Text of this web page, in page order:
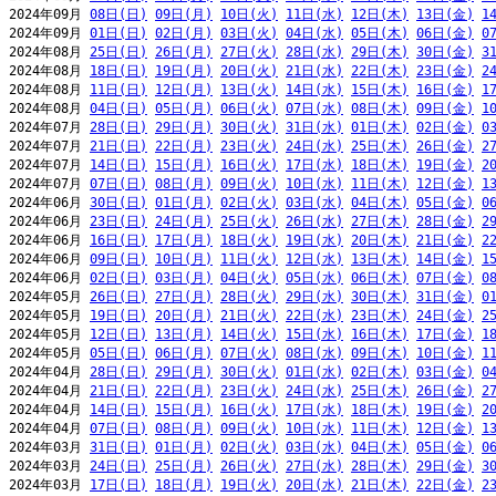
2024年09月 08日(日) 09日(月) 10日(火) 11日(水) 12日(木) 13日(金)
2024年09月 01日(日) 02日(月) 03日(火) 04日(水) 05日(木) 06日(金)
2024年08月 25日(日) 26日(月) 27日(火) 28日(水) 29日(木) 30日(金)
2024年08月 18日(日) 19日(月) 20日(火) 21日(水) 22日(木) 23日(金)
2024年08月 11日(日) 12日(月) 13日(火) 14日(水) 15日(木) 16日(金)
2024年08月 04日(日) 05日(月) 06日(火) 07日(水) 08日(木) 09日(金)
2024年07月 28日(日) 29日(月) 30日(火) 31日(水) 01日(木) 02日(金)
2024年07月 21日(日) 22日(月) 23日(火) 24日(水) 25日(木) 26日(金)
2024年07月 14日(日) 15日(月) 16日(火) 17日(水) 18日(木) 19日(金)
2024年07月 07日(日) 08日(月) 09日(火) 10日(水) 11日(木) 12日(金)
2024年06月 30日(日) 01日(月) 02日(火) 03日(水) 04日(木) 05日(金)
2024年06月 23日(日) 24日(月) 25日(火) 26日(水) 27日(木) 28日(金)
2024年06月 16日(日) 17日(月) 18日(火) 19日(水) 20日(木) 21日(金)
2024年06月 09日(日) 10日(月) 11日(火) 12日(水) 13日(木) 14日(金)
2024年06月 02日(日) 03日(月) 04日(火) 05日(水) 06日(木) 07日(金)
2024年05月 26日(日) 27日(月) 28日(火) 29日(水) 30日(木) 31日(金)
2024年05月 19日(日) 20日(月) 21日(火) 22日(水) 23日(木) 24日(金)
2024年05月 12日(日) 13日(月) 14日(火) 15日(水) 16日(木) 17日(金)
2024年05月 05日(日) 06日(月) 07日(火) 08日(水) 09日(木) 10日(金)
2024年04月 28日(日) 29日(月) 30日(火) 01日(水) 02日(木) 03日(金)
2024年04月 21日(日) 22日(月) 23日(火) 24日(水) 25日(木) 26日(金)
2024年04月 14日(日) 15日(月) 16日(火) 17日(水) 18日(木) 19日(金)
2024年04月 07日(日) 08日(月) 09日(火) 10日(水) 11日(木) 12日(金)
2024年03月 31日(日) 01日(月) 02日(火) 03日(水) 04日(木) 05日(金)
2024年03月 24日(日) 25日(月) 26日(火) 27日(水) 28日(木) 29日(金)
2024年03月 17日(日) 18日(月) 19日(火) 20日(水) 21日(木) 22日(金)